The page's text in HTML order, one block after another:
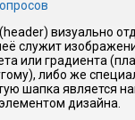
визуально
служит
или градиента
либо же
шапка является
дизайна.